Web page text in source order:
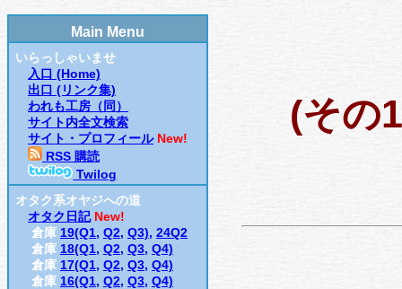
Main Menu
いらっしゃいませ
入口 (Home)
出口 (リンク集)
われも工房（同）
サイト内全文検索
サイト・プロフィール New!
RSS 購読
Twilog
オタク系オヤジへの道
オタク日記 New!
倉庫 19(Q1, Q2, Q3), 24Q2
倉庫 18(Q1, Q2, Q3, Q4)
倉庫 17(Q1, Q2, Q3, Q4)
倉庫 16(Q1, Q2, Q3, Q4)
(その